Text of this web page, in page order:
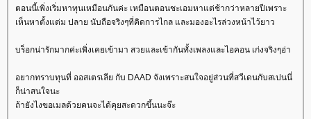
ตอนนี้เพิ่งเริ่มหาทุนเหมือนกันค่ะ เหมือนตอนชะเอมหาแต่ช้ากว่าหลายปีเพราะ
เห็นหาตั้งแต่ม ปลาย นับถือจริงๆที่คิดการไกล และมองอะไรล่วงหน้าไว้ยาว
บร็อกน่ารักมากค่ะเพิ่งเคยเข้ามา สวยและเข้ากันทั้งเพลงและไอคอน เก่งจริงๆอ่า
อยากทราบทุนที่ ออสเตรเลีย กับ DAAD จังเพราะสนใจอยู่ส่วนที่สวีเดนกับสเปนนี่
ก็น่าสนใจนะ
ถ้ายังไงขอเมลด้วยคนจะได้คุยสะดวกขึ้นนะจ๊ะ